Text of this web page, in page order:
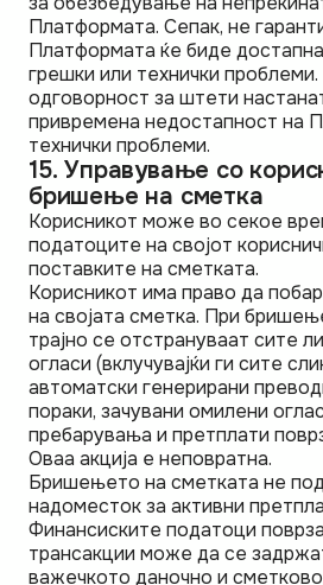
Платформата. Сепак, не
Платформата ќе биде
грешки или технички
одговорност за штети
привремена недостапност на
технички проблеми.
15. Управување со
бришење на сметка
Корисникот може во секое
податоците на својот
поставките на сметката.
Корисникот има право да
на својата сметка. При
трајно се отстрануваат сите
огласи (вклучувајќи ги сите
автоматски генерирани
пораки, зачувани омилени
пребарувања и претплати
Оваа акција е неповратна.
Бришењето на сметката не
надоместок за активни
Финансиските податоци
трансакции може да се
важечкото даночно и